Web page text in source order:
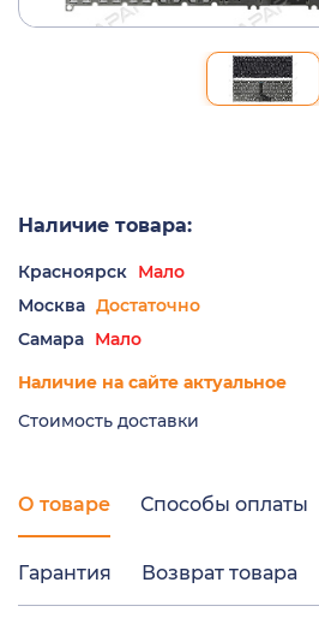
Наличие товара:
Красноярск Мало
Москва Достаточно
Самара Мало
Наличие на сайте актуальное
Стоимость доставки
О товаре Способы оплаты
Гарантия Возврат товара